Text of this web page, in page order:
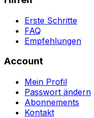
Erste Schritte
FAQ
Empfehlungen
Account
Mein Profil
Passwort ändern
Abonnements
Kontakt